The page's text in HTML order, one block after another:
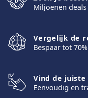
Miljoenen
Vergelijk de
Bespaar tot 70%
Vind de
Eenvoudig en